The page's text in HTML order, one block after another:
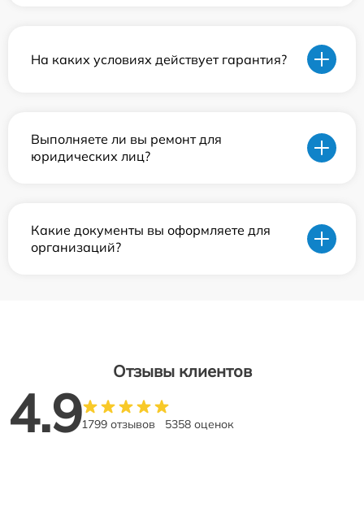
На каких условиях действует гарантия?
Выполняете ли вы ремонт для
юридических лиц?
Какие документы вы оформляете для
организаций?
Отзывы клиентов
4.91799 отзывов 5358 оценок